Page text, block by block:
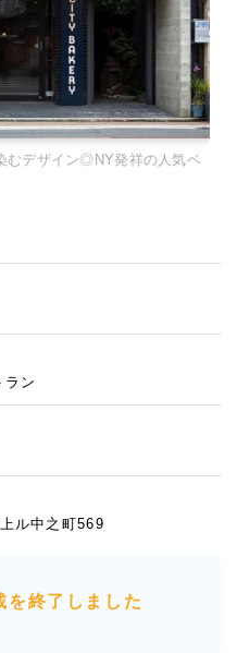
むデザイン◎NY発祥の人気ベ
ラン
ル中之町569
を終了しました